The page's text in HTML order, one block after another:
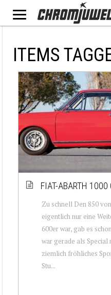
ITEMS
FIAT-ABARTH 1000
Zu schnell Den 850
eigentlich nur eine
600er war, gab es
war gerade als Special
ziemlich fröhliches
Stu...